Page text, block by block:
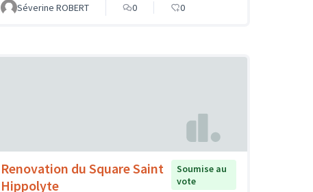
Séverine ROBERT
0 0
Renovation du Square Saint
Hippolyte
Soumise au
vote